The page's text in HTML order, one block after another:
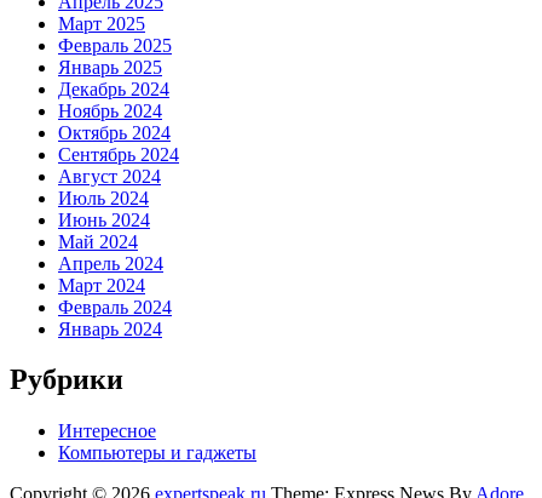
Март 2025
Февраль 2025
Январь 2025
Декабрь 2024
Ноябрь 2024
Октябрь 2024
Сентябрь 2024
Август 2024
Июль 2024
Июнь 2024
Май 2024
Апрель 2024
Март 2024
Февраль 2024
Январь 2024
Рубрики
Интересное
Компьютеры и гаджеты